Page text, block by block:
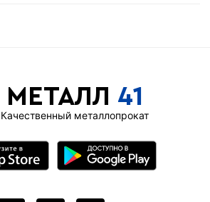
МЕТАЛЛ 41
Качественный металлопрокат